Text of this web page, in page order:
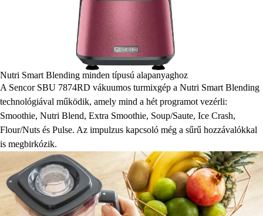
Nutri Smart Blending minden típusú alapanyaghoz
A Sencor SBU 7874RD vákuumos turmixgép a Nutri Smart Blending
technológiával működik, amely mind a hét programot vezérli:
Smoothie, Nutri Blend, Extra Smoothie, Soup/Saute, Ice Crash,
Flour/Nuts és Pulse. Az impulzus kapcsoló még a sűrű hozzávalókkal
is megbirkózik.